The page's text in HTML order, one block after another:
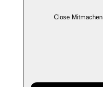
Close Mitmachen